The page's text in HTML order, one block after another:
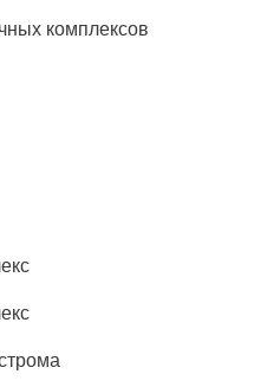
комплексов